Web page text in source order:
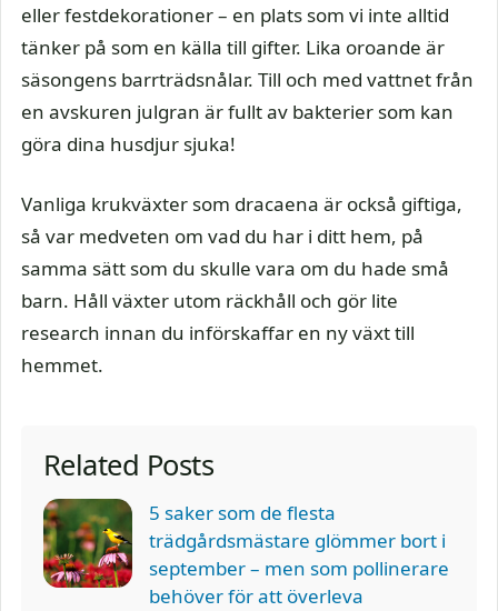
eller festdekorationer – en plats som vi inte alltid
tänker på som en källa till gifter. Lika oroande är
säsongens barrträdsnålar. Till och med vattnet från
en avskuren julgran är fullt av bakterier som kan
göra dina husdjur sjuka!
Vanliga krukväxter som dracaena är också giftiga,
så var medveten om vad du har i ditt hem, på
samma sätt som du skulle vara om du hade små
barn. Håll växter utom räckhåll och gör lite
research innan du införskaffar en ny växt till
hemmet.
Related Posts
5 saker som de flesta
trädgårdsmästare glömmer bort i
september – men som pollinerare
behöver för att överleva